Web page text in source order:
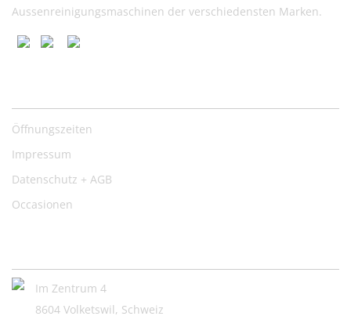
Aussenreinigungsmaschinen der verschiedensten Marken.
Öffnungszeiten
Impressum
Datenschutz + AGB
Occasionen
Im Zentrum 4
8604 Volketswil, Schweiz